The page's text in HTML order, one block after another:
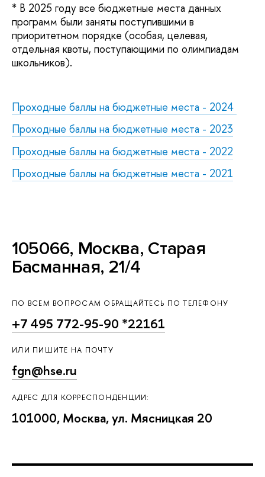
* В 2025 году все бюджетные места данных
программ были заняты поступившими в
приоритетном порядке (особая, целевая,
отдельная квоты, поступающими по олимпиадам
школьников).
Проходные баллы на бюджетные места - 2024
Проходные баллы на бюджетные места - 2023
Проходные баллы на бюджетные места - 2022
Проходные баллы на бюджетные места - 2021
105066, Москва, Старая
Басманная, 21/4
ПО ВСЕМ ВОПРОСАМ ОБРАЩАЙТЕСЬ ПО ТЕЛЕФОНУ
+7 495 772-95-90 *22161
ИЛИ ПИШИТЕ НА ПОЧТУ
fgn@hse.ru
АДРЕС ДЛЯ КОРРЕСПОНДЕНЦИИ:
101000, Москва, ул. Мясницкая 20